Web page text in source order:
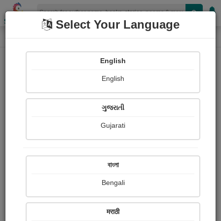
Shopizen
Home Photographs
Vandana Solanki
Ratings
Share with your friends :
Select Your Language
English
English
ગુજરાતી
Gujarati
বাংলা
Bengali
मराठी